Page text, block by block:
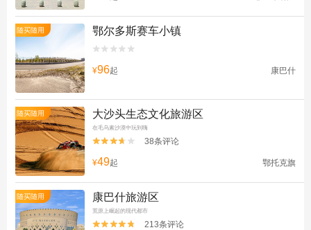
随买随用 鄂尔多斯赛车小镇


¥96起 康巴什
随买随用 大沙头生态文化旅游区
在毛乌素沙漠中玩到嗨

 38条评论
¥49起 鄂托克旗
随买随用 康巴什旅游区
荒原上崛起的现代都市

 213条评论